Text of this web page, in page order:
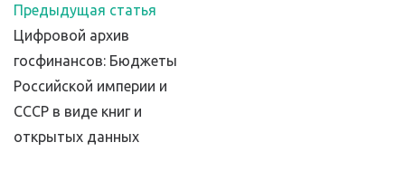
Предыдущая статья
Цифровой архив
госфинансов: Бюджеты
Российской империи и
СССР в виде книг и
открытых данных